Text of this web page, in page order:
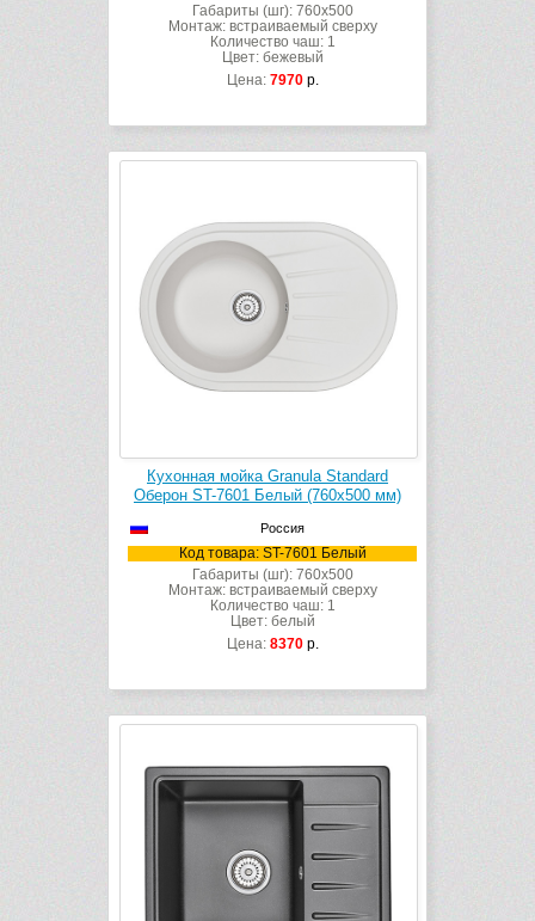
Габариты (шг): 760x500
Монтаж: встраиваемый сверху
Количество чаш: 1
Цвет: бежевый
Цена: 7970р.
Кухонная мойка Granula Standard
Оберон ST-7601 Белый (760х500 мм)
Россия
Код товара: ST-7601 Белый
Габариты (шг): 760x500
Монтаж: встраиваемый сверху
Количество чаш: 1
Цвет: белый
Цена: 8370р.